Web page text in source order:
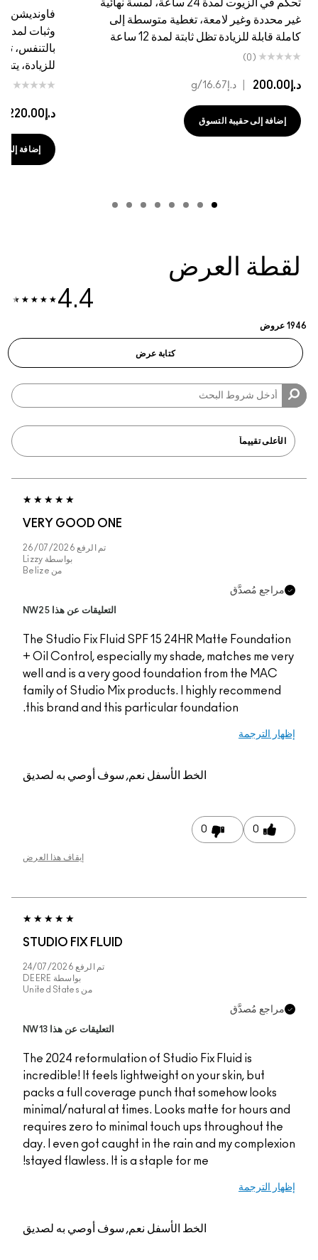
تحكم في الزيوت لمدة 24 ساعة، لمسة نهائية
غير محددة وغير لامعة، تغطية متوسطة إلى
كاملة قابلة للزيادة تظل ثابتة لمدة 12 ساعة
(0)
د.إ200.00 د.إ16.67 /g
إضافة إلى حقيبة التسوق
فاونديشن
بالتنفس،
للزيادة،
(0)
د.إ220.00
إضافة إلى
لقطة العرض
4.4
1946 عروض
كتابة عرض
VERY GOOD ONE
تم الرفع 26/07/2026
بواسطة Lizzy
منBelize
مراجع مُصدَّق
التعليقات عن هذا NW25
The Studio Fix Fluid SPF 15 24HR Matte Foundation
+ Oil Control, especially my shade, matches me very
well and is a very good foundation from the MAC
family of Studio Mix products. I highly recommend
this brand and this particular foundation.
إظهار الترجمة
الخط الأسفلنعم, سوف أوصي به لصديق
0
0
إيقاف هذا العرض
STUDIO FIX FLUID
تم الرفع 24/07/2026
بواسطة DEERE
من United States
مراجع مُصدَّق
التعليقات عن هذا NW13
The 2024 reformulation of Studio Fix Fluid is
incredible! It feels lightweight on your skin, but
packs a full coverage punch that somehow looks
minimal/natural at times. Looks matte for hours and
requires zero to minimal touch ups throughout the
day. I even got caught in the rain and my complexion
stayed flawless. It is a staple for me!
إظهار الترجمة
الخط الأسفلنعم, سوف أوصي به لصديق